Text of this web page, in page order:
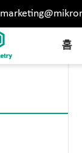
홈